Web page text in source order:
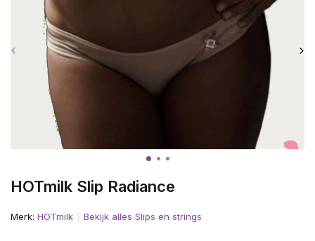
HOTmilk Slip Radiance
Merk: HOTmilk Bekijk alles Slips en strings